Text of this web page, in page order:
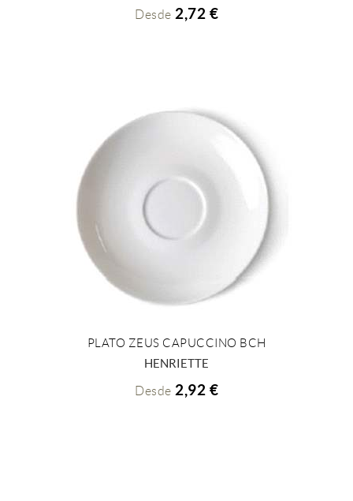
Desde 2,72 €
+ INFO
PLATO ZEUS CAPUCCINO BCH
HENRIETTE
Desde 2,92 €